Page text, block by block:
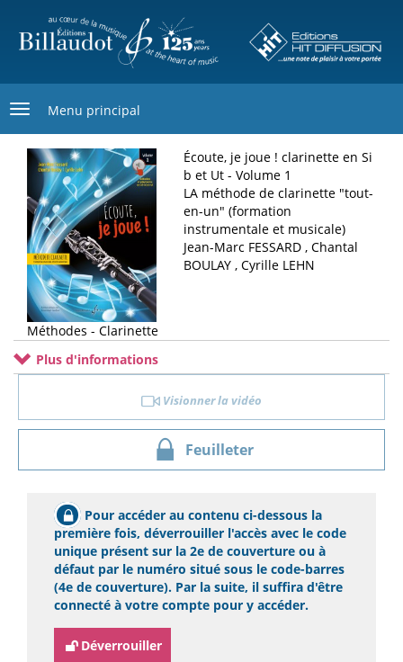
contenu
Menu principal
Écoute, je joue ! clarinette en Si
b et Ut - Volume 1
LA méthode de clarinette "tout-
en-un" (formation
instrumentale et musicale)
Jean-Marc FESSARD , Chantal
BOULAY , Cyrille LEHN
Méthodes - Clarinette
Plus d'informations
Visionner la vidéo
Feuilleter
Pour accéder au contenu ci-dessous la
première fois, déverrouiller l'accès avec le code
unique présent sur la 2e de couverture ou à
défaut par le numéro situé sous le code-barres
(4e de couverture). Par la suite, il suffira d'être
connecté à votre compte pour y accéder.
Déverrouiller